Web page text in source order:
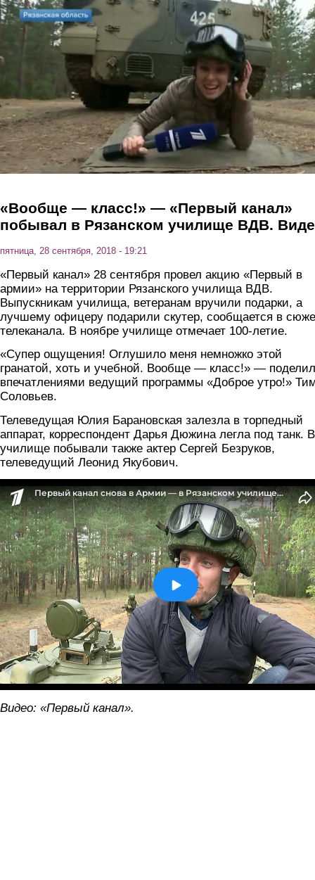
Перейти к основному содержанию
«Вообще — класс!» — «Первый канал»
побывал в Рязанском училище ВДВ.
пятница, 28 сентября, 2018 - 19:21
«Первый канал» 28 сентября провел акцию «Первый в
армии» на территории Рязанского училища ВДВ.
Выпускникам училища, ветеранам вручили подарки, а
лучшему офицеру подарили скутер, сообщается в
телеканала. В ноябре училище отмечает 100-летие.
«Супер ощущения! Оглушило меня немножко этой
гранатой, хоть и учебной. Вообще — класс!» —
впечатлениями ведущий программы «Доброе утро!»
Соловьев.
Телеведущая Юлия Барановская залезла в торпедный
аппарат, корреспондент Дарья Дюжина легла под танк. В
училище побывали также актер Сергей Безруков,
телеведущий Леонид Якубович.
Видео: «Первый канал».